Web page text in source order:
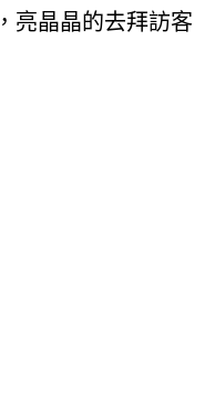
亮晶晶的去拜訪客